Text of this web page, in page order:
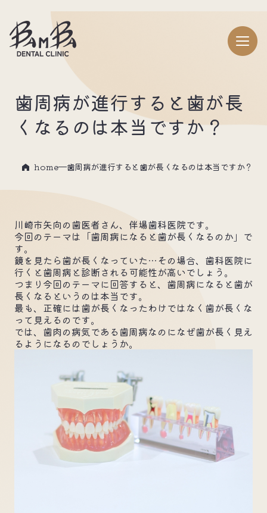
歯周病が進行すると歯が長
くなるのは本当ですか？
home 歯周病が進行すると歯が長くなるのは本当ですか？
川崎市矢向の歯医者さん、伴場歯科医院です。
今回のテーマは「歯周病になると歯が長くなるのか」で
す。
鏡を見たら歯が長くなっていた…その場合、歯科医院に
行くと歯周病と診断される可能性が高いでしょう。
つまり今回のテーマに回答すると、歯周病になると歯が
長くなるというのは本当です。
最も、正確には歯が長くなったわけではなく歯が長くな
って見えるのです。
では、歯肉の病気である歯周病なのになぜ歯が長く見え
るようになるのでしょうか。